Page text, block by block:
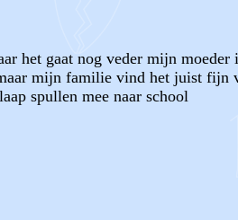
het gaat nog veder mijn moeder
mijn familie vind het juist
spullen mee naar school